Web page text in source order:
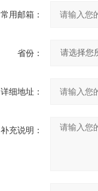
常用邮箱：
省份：
详细地址：
补充说明：